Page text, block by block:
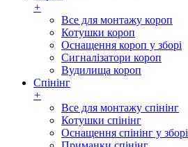
+
Все для монтажу короп
Котушки короп
Оснащення короп у зборі
Сигналізатори короп
Вудилища короп
Спінінг
+
Все для монтажу спінінг
Котушки спінінг
Оснащення спінінг у зборі